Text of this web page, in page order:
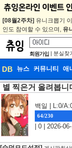
[08월2주차] 유니크뽑기
인도 참여할 수 있으며, 유
회원가입 | 분실찾
DB 뉴스 커뮤니티 애
DB
웹툰
별 찍은거 올려봅니
백일 | L:0/
64/230
| 0 | 2026-